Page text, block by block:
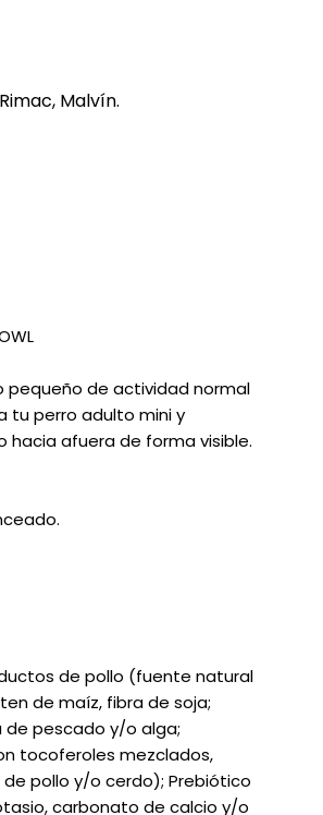
Malvín.
de actividad normal
tu perro adulto mini y
hacia afuera de forma visible.
de pollo (fuente natural
de maíz, fibra de soja;
de pescado y/o alga;
tocoferoles mezclados,
pollo y/o cerdo); Prebiótico
carbonato de calcio y/o